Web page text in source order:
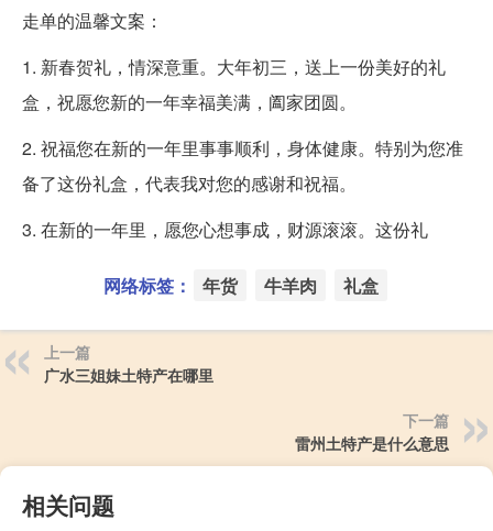
走单的温馨文案：
1. 新春贺礼，情深意重。大年初三，送上一份美好的礼
盒，祝愿您新的一年幸福美满，阖家团圆。
2. 祝福您在新的一年里事事顺利，身体健康。特别为您准
备了这份礼盒，代表我对您的感谢和祝福。
3. 在新的一年里，愿您心想事成，财源滚滚。这份礼
网络标签： 年货 牛羊肉 礼盒
上一篇
广水三姐妹土特产在哪里
下一篇
雷州土特产是什么意思
相关问题